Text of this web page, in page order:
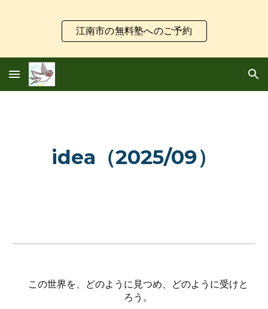
Skip to main content Skip to navigation
江南市の無料塾へのご予約
idea（2025/09）
この世界を、どのように見つめ、どのように受けと
ろう。